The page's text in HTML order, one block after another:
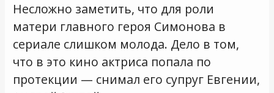
Несложно заметить, что для роли
матери главного героя Симонова в
сериале слишком молода. Дело в том,
что в это кино актриса попала по
протекции — снимал его супруг Евгении,